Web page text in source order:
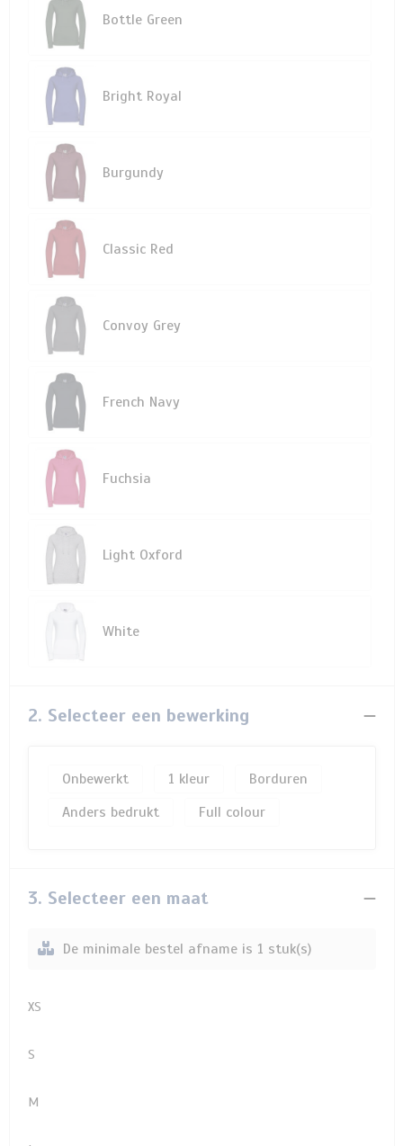
Bottle Green
Bright Royal
Burgundy
Classic Red
Convoy Grey
French Navy
Fuchsia
Light Oxford
White
2. Selecteer een bewerking
Onbewerkt 1
Borduren
Anders bedrukt
Full colour
3. Selecteer een maat
De minimale bestel afname is 1 stuk(s)
XS
S
M